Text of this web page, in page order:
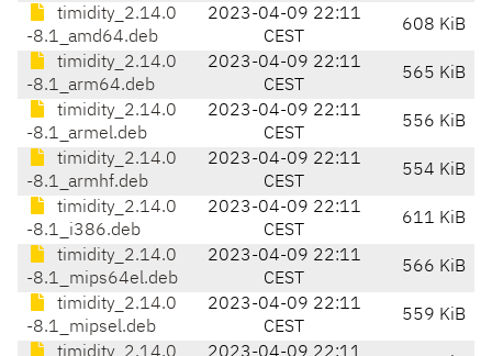
timidity_2.14.0
-8.1_amd64.deb
2023-04-09 22:11
CEST
608 KiB
timidity_2.14.0
-8.1_arm64.deb
2023-04-09 22:11
CEST
565 KiB
timidity_2.14.0
-8.1_armel.deb
2023-04-09 22:11
CEST
556 KiB
timidity_2.14.0
-8.1_armhf.deb
2023-04-09 22:11
CEST
554 KiB
timidity_2.14.0
-8.1_i386.deb
2023-04-09 22:11
CEST
611 KiB
timidity_2.14.0
-8.1_mips64el.deb
2023-04-09 22:11
CEST
566 KiB
timidity_2.14.0
-8.1_mipsel.deb
2023-04-09 22:11
CEST
559 KiB